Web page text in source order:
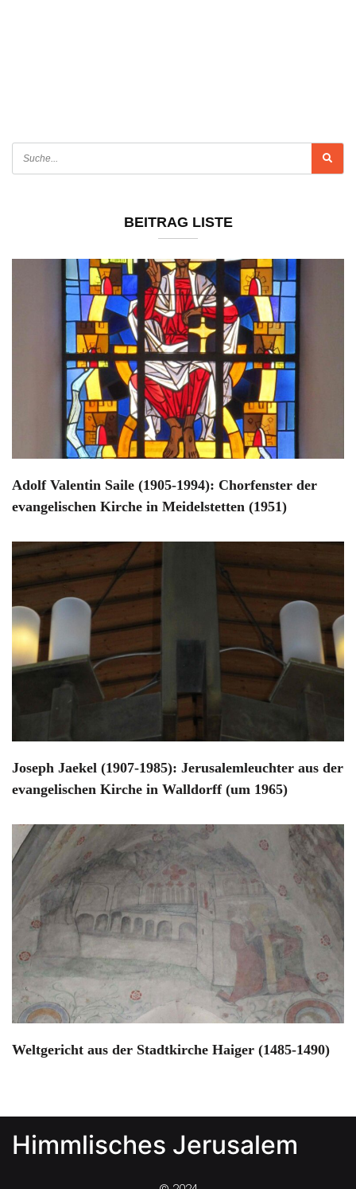
BEITRAG LISTE
Adolf Valentin Saile (1905-1994): Chorfenster der
evangelischen Kirche in Meidelstetten (1951)
Joseph Jaekel (1907-1985): Jerusalemleuchter aus der
evangelischen Kirche in Walldorff (um 1965)
Weltgericht aus der Stadtkirche Haiger (1485-1490)
Himmlisches Jerusalem